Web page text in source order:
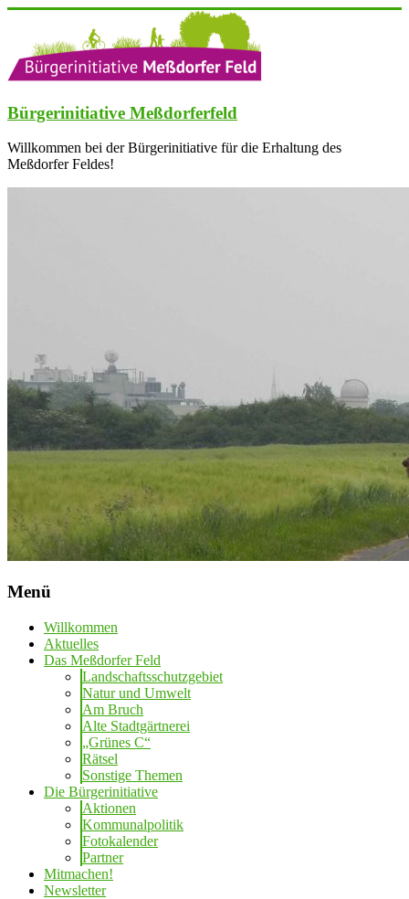
springen
Bürgerinitiative Meßdorferfeld
Willkommen bei der Bürgerinitiative für die Erhaltung des
Meßdorfer Feldes!
Menü
Willkommen
Aktuelles
Das Meßdorfer Feld
Landschaftsschutzgebiet
Natur und Umwelt
Am Bruch
Alte Stadtgärtnerei
„Grünes C“
Rätsel
Sonstige Themen
Die Bürgerinitiative
Aktionen
Kommunalpolitik
Fotokalender
Partner
Mitmachen!
Newsletter